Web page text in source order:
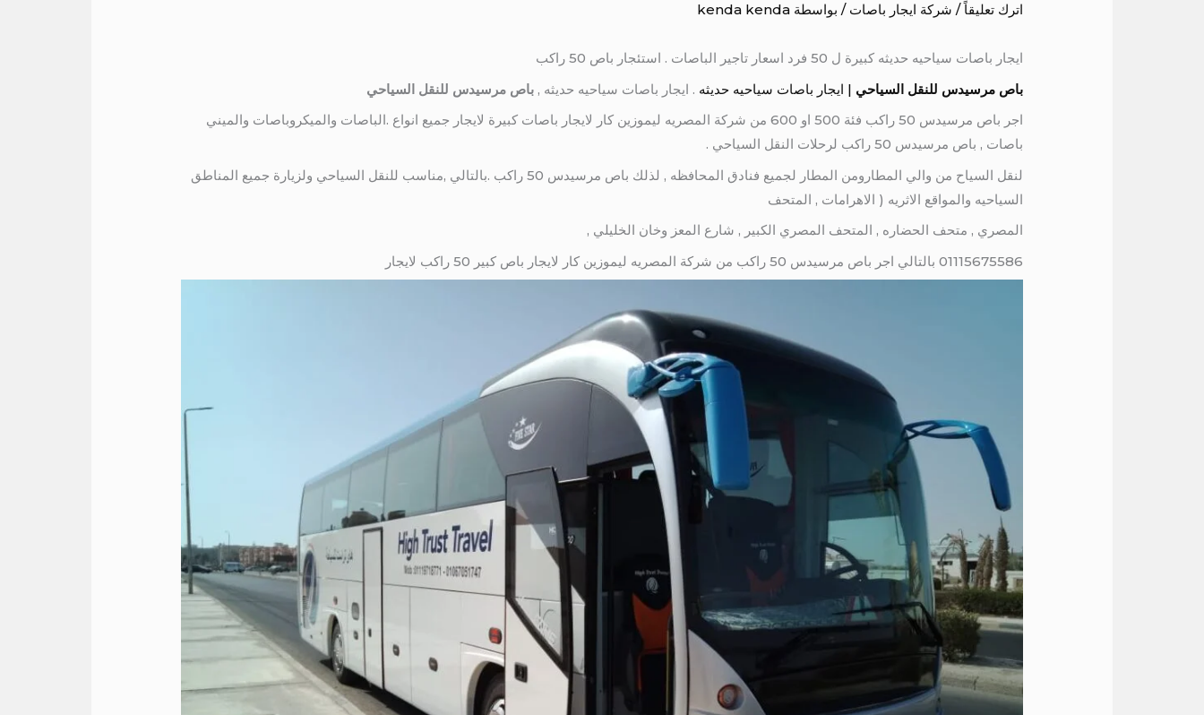
اترك تعليقاً / شركة ايجار باصات / بواسطة kenda kenda
ايجار باصات سياحيه حديثه كبيرة ل 50 فرد اسعار تاجير الباصات . استئجار باص 50 راكب
باص مرسيدس للنقل السياحي | ايجار باصات سياحيه حديثه . ايجار باصات سياحيه حديثه ,باص مرسيدس للنقل السياحي
اجر باص مرسيدس 50 راكب فئة 500 او 600 من شركة المصريه ليموزين كار لايجار باصات كبيرة لايجار جميع انواع .الباصات والميكروباصات والميني
باصات , باص مرسيدس 50 راكب لرحلات النقل السياحي .
لنقل السياح من والي المطارومن المطار لجميع فنادق المحافظه , لذلك باص مرسيدس 50 راكب .بالتالي ,مناسب للنقل السياحي ولزيارة جميع المناطق
السياحيه والمواقع الاثريه ( الاهرامات , المتحف
المصري , متحف الحضاره , المتحف المصري الكبير , شارع المعز وخان الخليلي ,
01115675586 بالتالي اجر باص مرسيدس 50 راكب من شركة المصريه ليموزين كار لايجار باص كبير 50 راكب لايجار